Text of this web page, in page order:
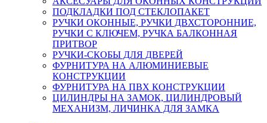
ПОДКЛАДКИ ПОД СТЕКЛОПАКЕТ
РУЧКИ ОКОННЫЕ, РУЧКИ ДВХСТОРОННИЕ,
РУЧКИ С КЛЮЧЕМ, РУЧКА БАЛКОННАЯ
ПРИТВОР
РУЧКИ-СКОБЫ ДЛЯ ДВЕРЕЙ
ФУРНИТУРА НА АЛЮМИНИЕВЫЕ
КОНСТРУКЦИИ
ФУРНИТУРА НА ПВХ КОНСТРУКЦИИ
ЦИЛИНДРЫ НА ЗАМОК, ЦИЛИНДРОВЫЙ
МЕХАНИЗМ, ЛИЧИНКА ДЛЯ ЗАМКА